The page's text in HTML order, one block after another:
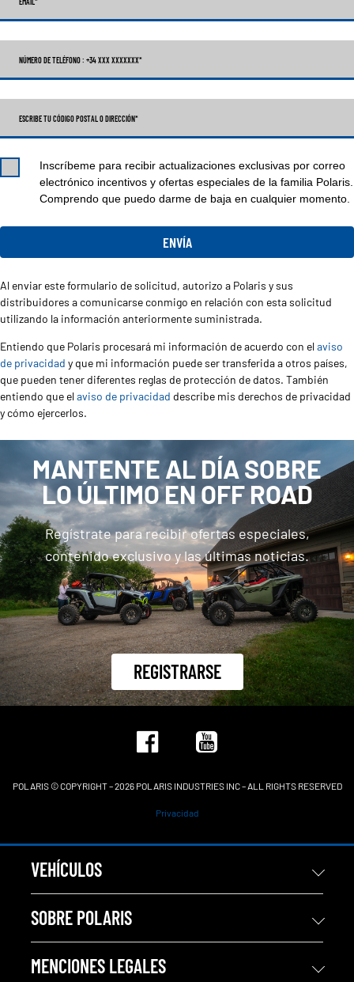
NÚMERO DE TELÉFONO : +34 XXX XXXXXXX*
ESCRIBE TU CÓDIGO POSTAL O DIRECCIÓN*
Inscríbeme para recibir actualizaciones exclusivas por correo
electrónico incentivos y ofertas especiales de la familia Polaris.
Comprendo que puedo darme de baja en cualquier momento.
Al enviar este formulario de solicitud, autorizo a Polaris y sus
distribuidores a comunicarse conmigo en relación con esta solicitud
utilizando la información anteriormente suministrada.
Entiendo que Polaris procesará mi información de acuerdo con elaviso
de privacidad y que mi información puede ser transferida a otros países,
que pueden tener diferentes reglas de protección de datos. También
entiendo que elaviso de privacidad describe mis derechos de privacidad
y cómo ejercerlos.
MANTENTE AL DÍA SOBRE
LO ÚLTIMO EN OFF ROAD
Regístrate para recibir ofertas especiales,
contenido exclusivo y las últimas noticias.
REGISTRARSE
POLARIS © COPYRIGHT – 2026 POLARIS INDUSTRIES INC – ALL RIGHTS RESERVED
Privacidad
VEHÍCULOS
SOBRE POLARIS
MENCIONES LEGALES